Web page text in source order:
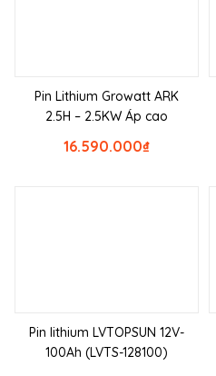
Pin Lithium Growatt ARK
2.5H – 2.5KW Áp cao
₫
16.590.000
Pin lithium LVTOPSUN 12V-
100Ah (LVTS-128100)